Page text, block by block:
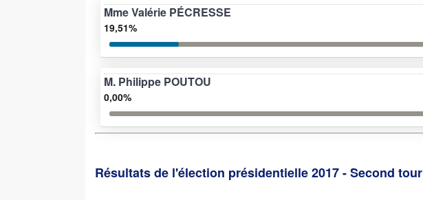
Mme Valérie PÉCRESSE
19,51%
M. Philippe POUTOU
0,00%
Résultats de l'élection présidentielle 2017 - Second tour